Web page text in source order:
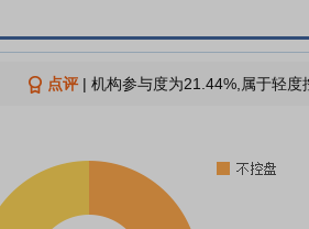
点评| 机构参与度为21.44%,属于轻